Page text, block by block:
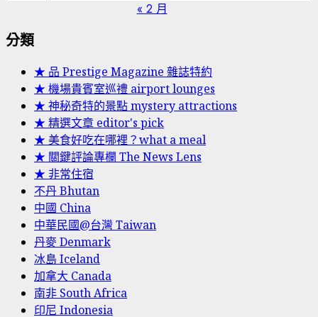
« 2 月
分類
★ 品 Prestige Magazine 雜誌特約
★ 機場貴賓室巡禮 airport lounges
★ 神秘奇特的景點 mystery attractions
★ 精選文章 editor's pick
★ 美食好吃在哪裡？what a meal
★ 關鍵評論專欄 The News Lens
★ 非常住宿
不丹 Bhutan
中國 China
中華民國@台灣 Taiwan
丹麥 Denmark
冰島 Iceland
加拿大 Canada
南非 South Africa
印尼 Indonesia